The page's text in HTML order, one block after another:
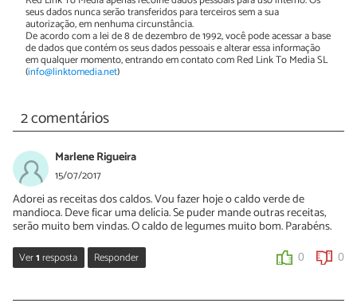
seus dados nunca serão transferidos para terceiros sem a sua
autorização, em nenhuma circunstância.
De acordo com a lei de 8 de dezembro de 1992, você pode acessar a base
de dados que contém os seus dados pessoais e alterar essa informação
em qualquer momento, entrando em contato com Red Link To Media SL
(info@linktomedia.net)
2 comentários
Marlene Rigueira
15/07/2017
Adorei as receitas dos caldos. Vou fazer hoje o caldo verde de
mandioca. Deve ficar uma delícia. Se puder mande outras receitas,
serão muito bem vindas. O caldo de legumes muito bom. Parabéns.
Ver1resposta Responder 0 0